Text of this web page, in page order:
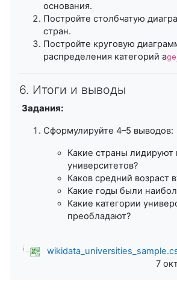
основания.
Постройте столбчатую
стран.
Постройте круговую
распределения категорий a
6. Итоги и выводы
Задания:
Сформулируйте 4–5 выводов:
Какие страны лидируют
университетов?
Каков средний возраст
Какие годы были
Какие категории
преобладают?
7